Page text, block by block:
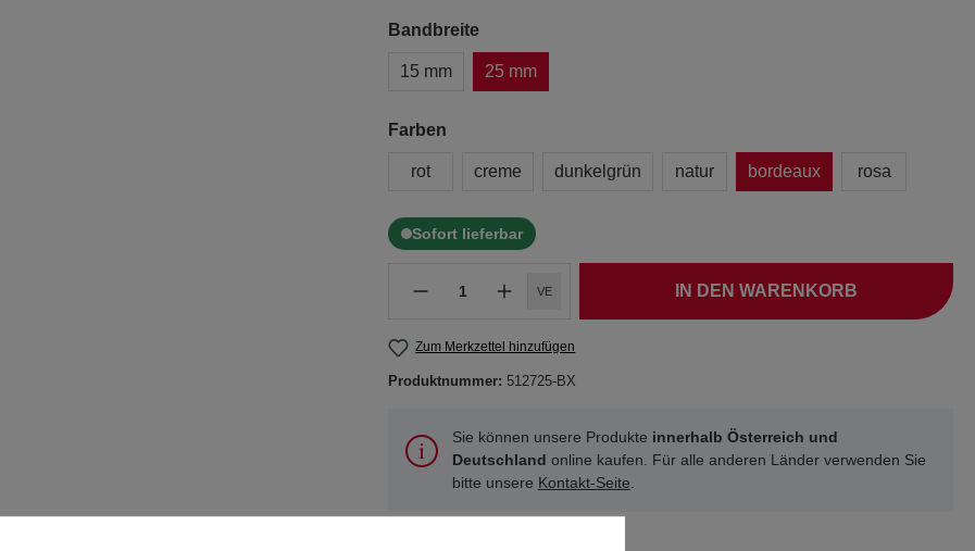
Bandbreite
15 mm 25 mm
Farben
rot creme dunkelgrün natur bordeaux rosa
Sofort lieferbar
VE IN DEN WARENKORB
Zum Merkzettel hinzufügen
Produktnummer: 512725-BX
Sie können unsere Produkte innerhalb Österreich und
Deutschland online kaufen. Für alle anderen Länder verwenden Sie
bitte unsere Kontakt-Seite.